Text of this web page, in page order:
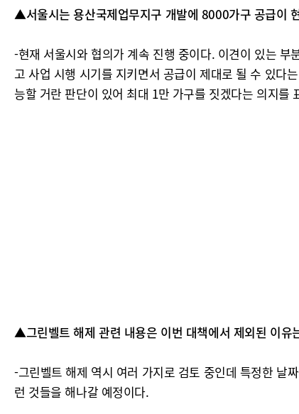
▲서울시는 용산국제업무지구 개발에 8000가구 공급이
-현재 서울시와 협의가 계속 진행 중이다. 이견이 있는
고 사업 시행 시기를 지키면서 공급이 제대로 될 수 있다
능할 거란 판단이 있어 최대 1만 가구를 짓겠다는 의지를
▲그린벨트 해제 관련 내용은 이번 대책에서 제외된 이유
-그린벨트 해제 역시 여러 가지로 검토 중인데 특정한 날
런 것들을 해나갈 예정이다.